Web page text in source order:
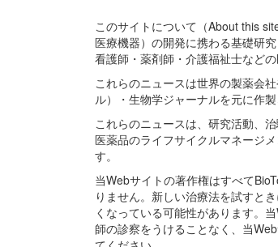
このサイトについて（About this
医療機器）の開発に携わる基礎研
看護師・薬剤師・介護福祉士など
これらのニュースは世界の製薬会
ル）・生物学ジャーナルを元に作製
これらのニュースは、研究活動、
医薬品のライフサイクルマネージ
す。
当Webサイトの著作権はすべて
りません。新しい治療法を試すと
くなっている可能性があります。
師の診察をうけることなく、当